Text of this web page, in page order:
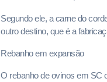
Segundo ele, a carne do
outro destino, que é a
Rebanho em expansão
O rebanho de ovinos em SC